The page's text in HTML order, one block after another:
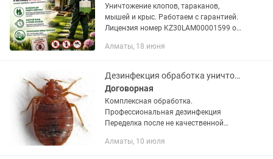
Уничтожение клопов, тараканов,
мышей и крыс. Работаем с гарантией.
Лицензия номер KZ30LAM00001599 от
Департамент Сан-Эпид контроля
Работаем с...
Алматы, 18 июня
Дезинфекция обработка уничтожение крыс постельные клопы тараканы
Договорная
Комплексная обработка.
Профессиональная дезинфекция
Переделка после не качественной
аттестованные специалисты
Алматы, 10 июля